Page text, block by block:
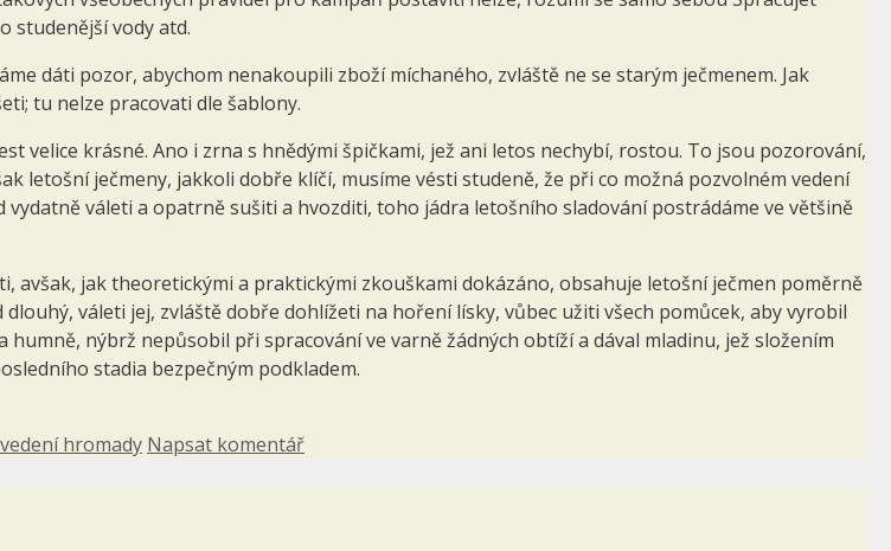
studenější vody atd.
dáti pozor, abychom nenakoupili zboží míchaného, zvláště ne se starým ječmenem. Jak
tu nelze pracovati dle šablony.
velice krásné. Ano i zrna s hnědými špičkami, jež ani letos nechybí, rostou. To jsou pozorování,
letošní ječmeny, jakkoli dobře klíčí, musíme vésti studeně, že při co možná pozvolném vedení
váleti a opatrně sušiti a hvozditi, toho jádra letošního sladování postrádáme ve většině
avšak, jak theoretickými a praktickými zkouškami dokázáno, obsahuje letošní ječmen poměrně
váleti jej, zvláště dobře dohlížeti na hoření lísky, vůbec užiti všech pomůcek, aby vyrobil
nýbrž nepůsobil při spracování ve varně žádných obtíží a dával mladinu, jež složením
stadia bezpečným podkladem.
hromady Napsat komentář